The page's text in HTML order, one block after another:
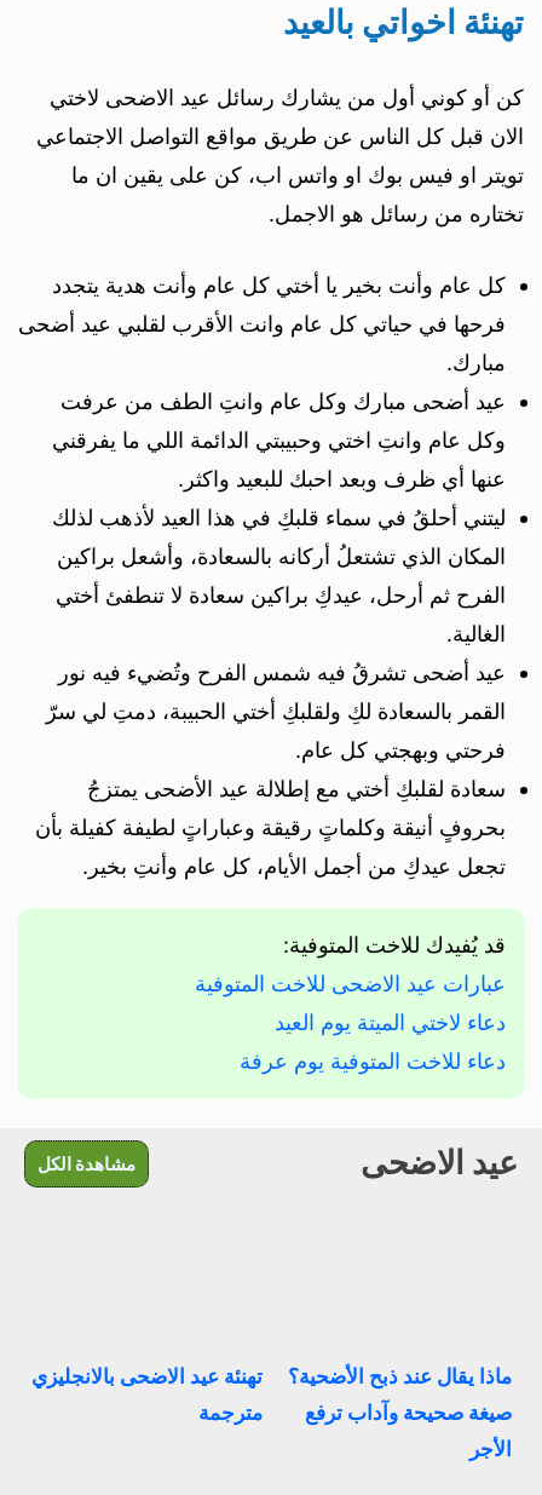
تهنئة اخواتي بالعيد
كن أو كوني أول من يشارك رسائل عيد الاضحى لاختي
الان قبل كل الناس عن طريق مواقع التواصل الاجتماعي
تويتر او فيس بوك او واتس اب، كن على يقين ان ما
تختاره من رسائل هو الاجمل.
كل عام وأنت بخير يا أختي كل عام وأنت هدية يتجدد
فرحها في حياتي كل عام وانت الأقرب لقلبي عيد أضحى
مبارك.
عيد أضحى مبارك وكل عام وانتِ الطف من عرفت
وكل عام وانتِ اختي وحبيبتي الدائمة اللي ما يفرقني
عنها أي ظرف وبعد احبك للبعيد واكثر.
ليتني أحلقُ في سماء قلبكِ في هذا العيد لأذهب لذلك
المكان الذي تشتعلُ أركانه بالسعادة، وأشعل براكين
الفرح ثم أرحل، عيدكِ براكين سعادة لا تنطفئ أختي
الغالية.
عيد أضحى تشرقُ فيه شمس الفرح وتُضيء فيه نور
القمر بالسعادة لكِ ولقلبكِ أختي الحبيبة، دمتِ لي سرّ
فرحتي وبهجتي كل عام.
سعادة لقلبكِ أختي مع إطلالة عيد الأضحى يمتزجُ
بحروفٍ أنيقة وكلماتٍ رقيقة وعباراتٍ لطيفة كفيلة بأن
تجعل عيدكِ من أجمل الأيام، كل عام وأنتِ بخير.
قد يُفيدك للاخت المتوفية:
عبارات عيد الاضحى للاخت المتوفية
دعاء لاختي الميتة يوم العيد
دعاء للاخت المتوفية يوم عرفة
عيد الاضحى مشاهدة الكل
ماذا يقال عند ذبح الأضحية؟
صيغة صحيحة وآداب ترفع
الأجر
تهنئة عيد الاضحى بالانجليزي
مترجمة